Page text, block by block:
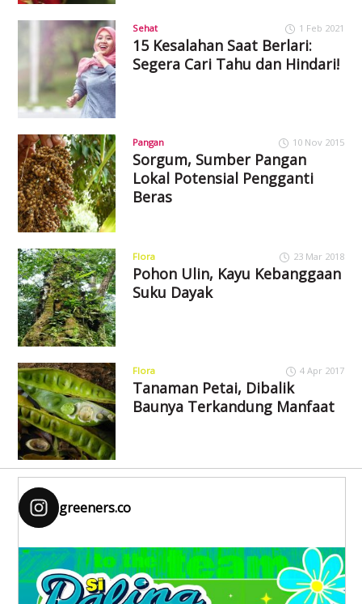
Sehat 1 Feb 2021
15 Kesalahan Saat Berlari:
Segera Cari Tahu dan Hindari!
Pangan 10 Nov 2015
Sorgum, Sumber Pangan
Lokal Potensial Pengganti
Beras
Flora 23 Mar 2018
Pohon Ulin, Kayu Kebanggaan
Suku Dayak
Flora 4 Apr 2017
Tanaman Petai, Dibalik
Baunya Terkandung Manfaat
greeners.co